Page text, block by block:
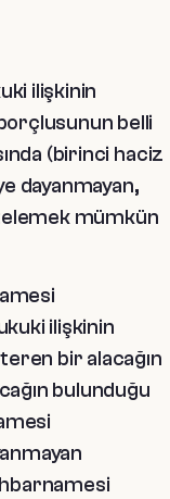
ilişkinin
belli
(birinci haciz
dayanmayan,
mümkün
ilişkinin
bir alacağın
bulunduğu